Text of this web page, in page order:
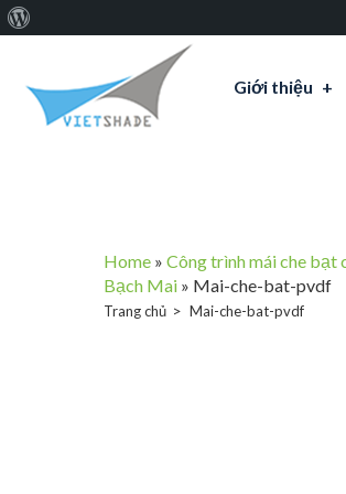
Giới thiệu
Home »Công trình mái che bạt
Bạch Mai » Mai-che-bat-pvdf
Trang chủ Mai-che-bat-pvdf
về
WordPress